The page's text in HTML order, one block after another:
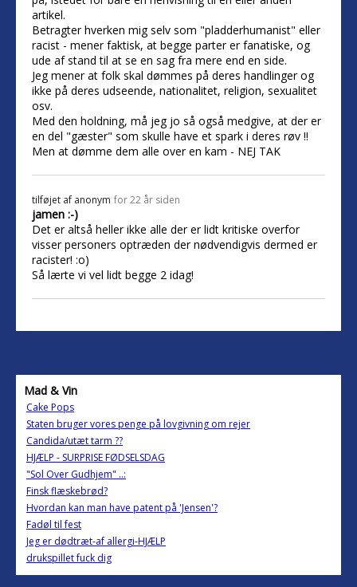
artikel.
Betragter hverken mig selv som "pladderhumanist" eller
racist - mener faktisk, at begge parter er fanatiske, og
ude af stand til at se en sag fra mere end en side.
Jeg mener at folk skal dømmes på deres handlinger og
ikke på deres udseende, nationalitet, religion, sexualitet
osv.
Med den holdning, må jeg jo så også medgive, at der er
en del "gæster" som skulle have et spark i deres røv !!
Men at dømme dem alle over en kam - NEJ TAK
tilføjet af anonym for 22 år siden
jamen :-)
Det er altså heller ikke alle der er lidt kritiske overfor
visser personers optræden der nødvendigvis dermed er
racister! :o)
Så lærte vi vel lidt begge 2 idag!
Mad & Vin
Cake Pops
Staten bruger vores penge på lovgivning om rejer
Candida/utæt tarm ??
HJÆLP - SURPRISE FØDSELSDAG
"Sol Over Gudhjem" ..:
Finsk flæskebrød?
Hvordan kan man have patent på 'Jensen'?
Fadøl til fest
Jeg er dødtræt-af allergi-HJÆLP
drukspillet fuck dig